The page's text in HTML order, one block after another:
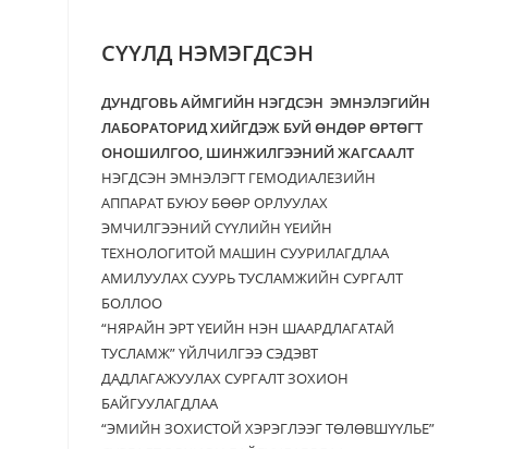
СҮҮЛД НЭМЭГДСЭН
ДУНДГОВЬ АЙМГИЙН НЭГДСЭН ЭМНЭЛЭГИЙН
ЛАБОРАТОРИД ХИЙГДЭЖ БУЙ ӨНДӨР ӨРТӨГТ
ОНОШИЛГОО, ШИНЖИЛГЭЭНИЙ ЖАГСААЛТ
НЭГДСЭН ЭМНЭЛЭГТ ГЕМОДИАЛЕЗИЙН
АППАРАТ БУЮУ БӨӨР ОРЛУУЛАХ
ЭМЧИЛГЭЭНИЙ СҮҮЛИЙН ҮЕИЙН
ТЕХНОЛОГИТОЙ МАШИН СУУРИЛАГДЛАА
АМИЛУУЛАХ СУУРЬ ТУСЛАМЖИЙН СУРГАЛТ
БОЛЛОО
“НЯРАЙН ЭРТ ҮЕИЙН НЭН ШААРДЛАГАТАЙ
ТУСЛАМЖ” ҮЙЛЧИЛГЭЭ СЭДЭВТ
ДАДЛАГАЖУУЛАХ СУРГАЛТ ЗОХИОН
БАЙГУУЛАГДЛАА
“ЭМИЙН ЗОХИСТОЙ ХЭРЭГЛЭЭГ ТӨЛӨВШҮҮЛЬЕ”